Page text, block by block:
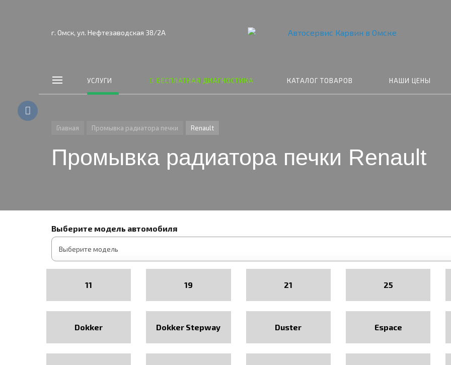
г. Омск, ул. Нефтезаводская 38/2А
УСЛУГИ БЕСПЛАТНАЯ ДИАГНОСТИКА КАТАЛОГ ТОВАРОВ НАШИ ЦЕНЫ
Главная Промывка радиатора печки Renault
Промывка радиатора печки Renault
Выберите модель автомобиля
11 19 21 25
Dokker Dokker Stepway Duster Espace